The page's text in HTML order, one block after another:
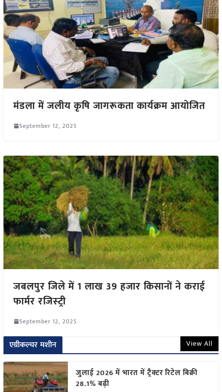
मंडला में जलीय कृषि जागरूकता कार्यक्रम आयोजित
September 12, 2025
जबलपुर जिले में 1 लाख 39 हजार किसानों ने कराई
फार्मर रजिस्‍ट्री
September 12, 2025
एग्रीकल्चर मशीन View All
जुलाई 2026 में भारत में ट्रैक्टर रिटेल बिक्री
28.1% बढ़ी